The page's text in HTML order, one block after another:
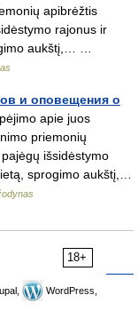
apibrėžtis
rajonus ir
aukštį,… …
и оповещения о
apie juos
priemonių
išsidėstymo
sprogimo aukštį,…
18+
WordPress,